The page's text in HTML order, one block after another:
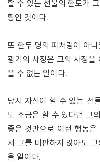
할 수 있는 선물의 한도가
황인 것이다.
또 한두 명의 피처링이 아
광기의 사정은 그의 사정을
을 수 없는 일이다.
당시 자신이 할 수 있는 선
도 조금은 할 수 있다던 그
좋은 것만으로 이런 행동
서 그를 비판하지 않아도
을 일이다.